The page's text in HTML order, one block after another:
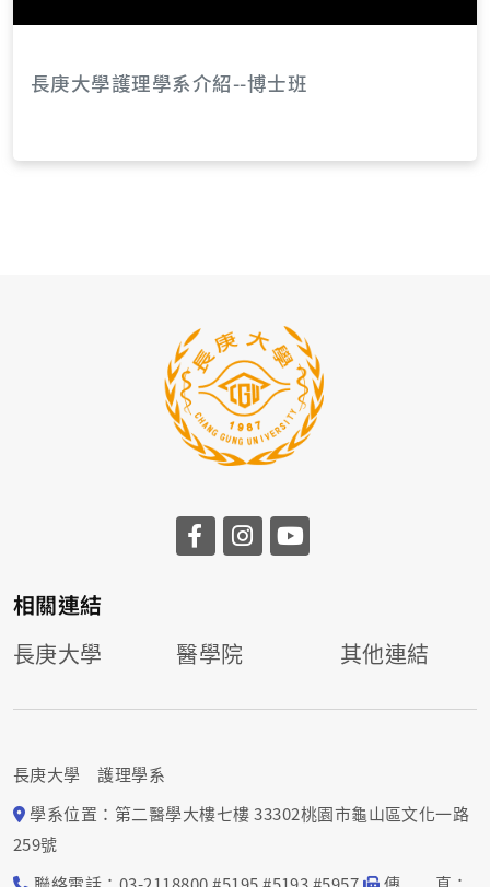
長庚大學護理學系介紹--博士班
相關連結
長庚大學
醫學院 其他連結
長庚大學 護理學系
學系位置：第二醫學大樓七樓 33302桃園市龜山區文化一路
259號